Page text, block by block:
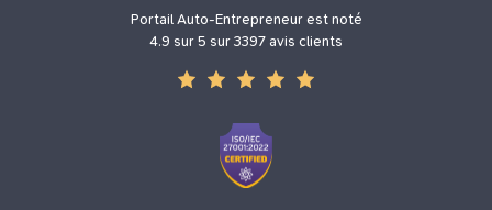
Portail Auto-Entrepreneur est noté
4.9 sur 5 sur 3397 avis clients